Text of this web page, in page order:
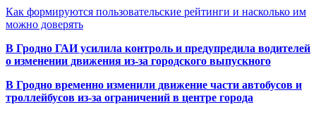
Как формируются пользовательские рейтинги и насколько им
можно доверять
В Гродно ГАИ усилила контроль и предупредила водителей
о изменении движения из-за городского выпускного
В Гродно временно изменили движение части автобусов и
троллейбусов из-за ограничений в центре города